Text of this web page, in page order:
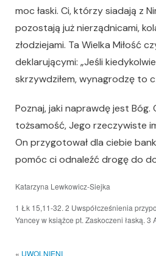
moc łaski. Ci, którzy siadają z
pozostają już nierządnicami,
złodziejami. Ta Wielka Miłość
deklarującymi: „Jeśli
skrzywdziłem, wynagrodzę to
Poznaj, jaki naprawdę jest Bóg.
tożsamość, Jego rzeczywiste
On przygotował dla ciebie
pomóc ci odnaleźć drogę do
Katarzyna Lewkowicz-Siejka
1 Łk 15,11-32. 2 Uwspółcześnienia
Yancey w książce pt. Zaskoczeni łaską. 3
« UWOLNIENI